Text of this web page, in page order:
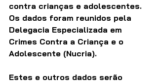
contra crianças e adolescentes.
Os dados foram reunidos pela
Delegacia Especializada em
Crimes Contra a Criança e o
Adolescente (Nucria).
Estes e outros dados serão